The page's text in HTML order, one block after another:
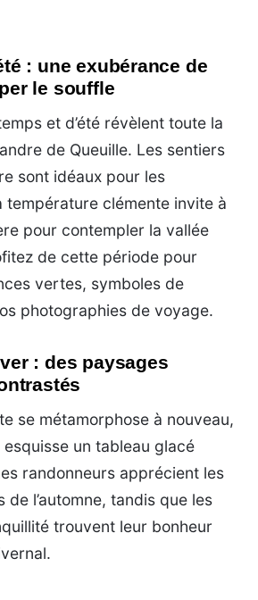
: une exubérance de
le souffle
et d’été révèlent toute la
de Queuille. Les sentiers
sont idéaux pour les
température clémente invite à
pour contempler la vallée
de cette période pour
vertes, symboles de
photographies de voyage.
: des paysages
se métamorphose à nouveau,
esquisse un tableau glacé
randonneurs apprécient les
de l’automne, tandis que les
trouvent leur bonheur